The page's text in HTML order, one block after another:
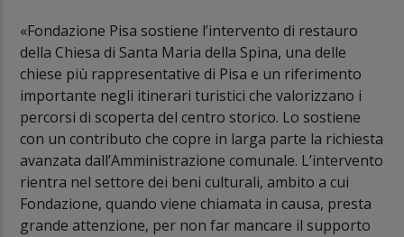
«Fondazione Pisa sostiene l’intervento di restauro
della Chiesa di Santa Maria della Spina, una delle
chiese più rappresentative di Pisa e un riferimento
importante negli itinerari turistici che valorizzano i
percorsi di scoperta del centro storico. Lo sostiene
con un contributo che copre in larga parte la richiesta
avanzata dall’Amministrazione comunale. L’intervento
rientra nel settore dei beni culturali, ambito a cui
Fondazione, quando viene chiamata in causa, presta
grande attenzione, per non far mancare il supporto